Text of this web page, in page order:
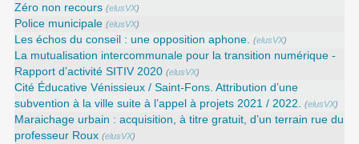
Zéro non recours (elusVX)
Police municipale (elusVX)
Les échos du conseil : une opposition aphone. (elusVX)
La mutualisation intercommunale pour la transition numérique -
Rapport d’activité SITIV 2020 (elusVX)
Cité Éducative Vénissieux / Saint-Fons. Attribution d’une
subvention à la ville suite à l’appel à projets 2021 / 2022.
(elusVX)
Maraichage urbain : acquisition, à titre gratuit, d’un terrain rue du
professeur Roux (elusVX)